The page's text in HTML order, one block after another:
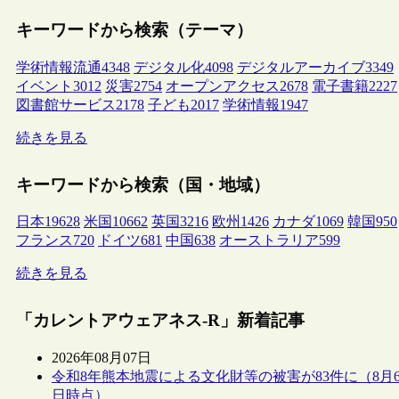
キーワードから検索（テーマ）
学術情報流通4348 デジタル化4098 デジタルアーカイブ3349
イベント 3012 災害2754 オープンアクセス2678 電子書籍2227
図書館サービス2178 子ども2017 学術情報1947
続きを見る
キーワードから検索（国・地域）
日本19628 米国 10662 英国3216 欧州 1426 カナダ1069 韓国950
フランス720 ドイツ681 中国638 オーストラリア599
続きを見る
「カレントアウェアネス-R」新着記事
2026年08月07日
令和8年熊本地震による文化財等の被害が83件に（8月
日時点）